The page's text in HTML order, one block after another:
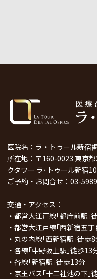
医院名：ラ・トゥール新宿
所在地：〒160-0023 東京
クタワー ラ･トゥール新宿
ご予約・お問合せ： 03-
交通・アクセス：
・都営大江戸線｢都庁前駅｣
・都営大江戸線｢西新宿五
・丸の内線｢西新宿駅｣徒歩
・各線｢中野坂上駅｣徒歩13
・各線｢新宿駅｣徒歩13分
・京王バス｢十二社池の下｣